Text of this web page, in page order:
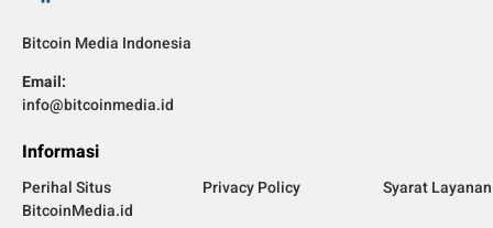
Bitcoin Media Indonesia
Email:
info@bitcoinmedia.id
Informasi
Perihal Situs
BitcoinMedia.id
Privacy Policy Syarat Layanan